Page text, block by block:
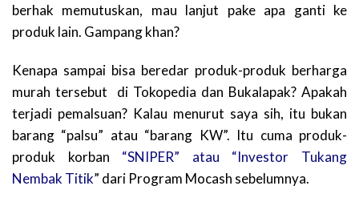
berhak memutuskan, mau lanjut pake apa ganti ke
produk lain. Gampang khan?
Kenapa sampai bisa beredar produk-produk berharga
murah tersebut di Tokopedia dan Bukalapak? Apakah
terjadi pemalsuan? Kalau menurut saya sih, itu bukan
barang “palsu” atau “barang KW”. Itu cuma produk-
produk korban “SNIPER” atau “Investor Tukang
Nembak Titik” dari Program Mocash sebelumnya.